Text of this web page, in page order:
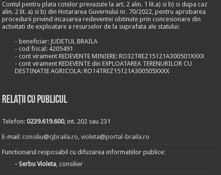
Contul pentru plata cotelor prevazute la art. 2 alin. 1 lit.a) si b) si dupa caz
alin. 2 lit. a) si b) din Hotararea Guvernului nr. 70/2022, pentru aprobarea
procedurii privind incasarea redeventei obtinute prin concesionare din
activitati de exploatare a resurselor de la suprafata ale statului:
- beneficiar: JUDETUL BRAILA
- cod fiscal: 4205491
- cont virament REDEVENTE MINIERE: RO32TREZ15121A300501XXXX
- cont virament REDEVENTE din EXPLOATAREA TERENURILOR CU
DESTINATIE AGRICOLA: RO14TREZ15121A300505XXXX
Relații cu publicul
Telefon:0239.619.600, int. 202 sau 231
E-mail:consiliu@cjbraila.ro,violeta@portal-braila.ro
Functionarul resposabil cu difuzarea informatiilor publice:
- Serbu Violeta, consilier